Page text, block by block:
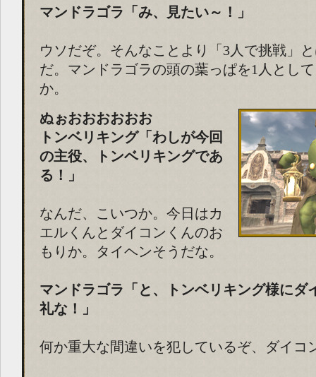
マンドラゴラ「み、見たい～！」
ウソだぞ。そんなことより「3人で挑戦」
だ。マンドラゴラの頭の葉っぱを1人とし
か。
ぬぉおおおおおお
トンベリキング「わしが今回
の主役、トンベリキングであ
る！」
なんだ、こいつか。今日はカ
エルくんとダイコンくんのお
もりか。タイヘンそうだな。
マンドラゴラ「と、トンベリキング様にダ
礼な！」
何か重大な間違いを犯しているぞ、ダイコ